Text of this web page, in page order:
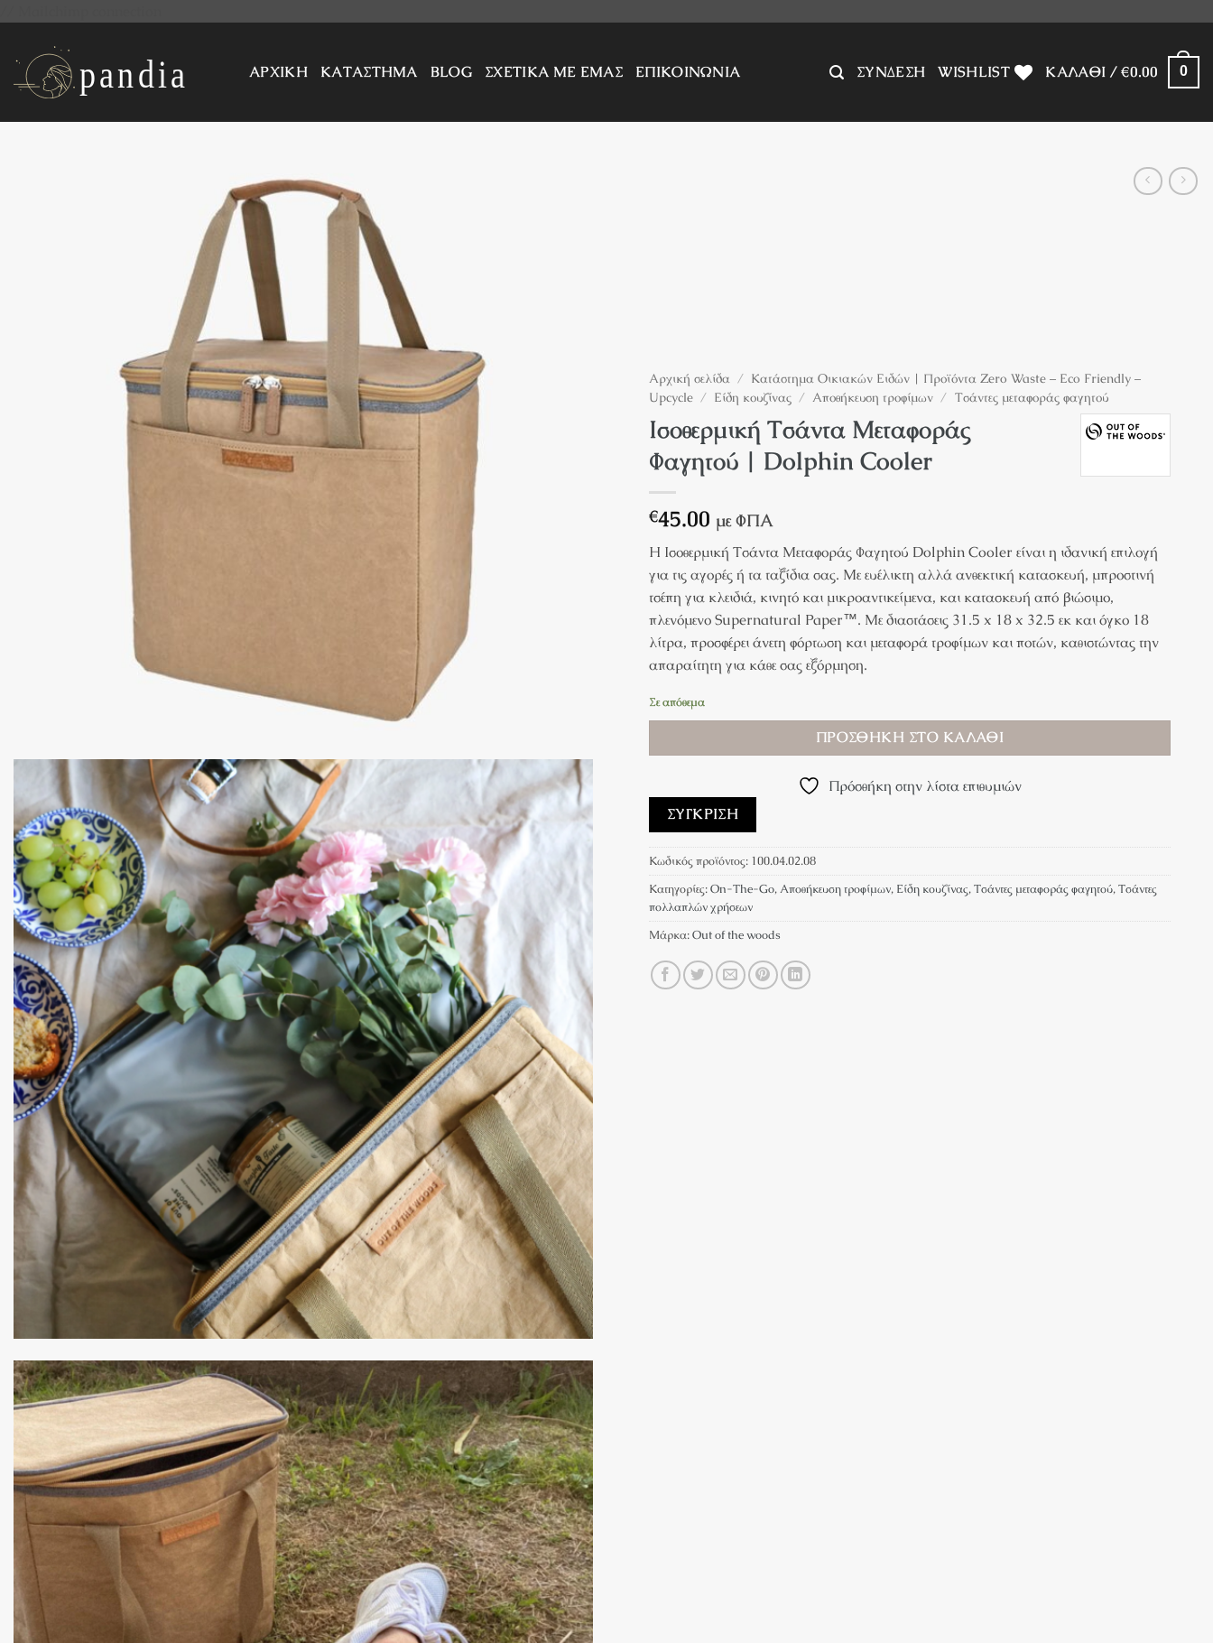
ΑΡΧΙΚΗ
ΚΑΤΑΣΤΗΜΑ BLOG ΣΧΕΤΙΚΑ ΜΕ ΕΜΑΣ ΕΠΙΚΟΙΝΩΝΙΑ ΣΎΝΔΕΣΗ WISHLIST ΚΑΛΆΘΙ /€0.00 0
Αρχική σελίδα / Κατάστημα Οικιακών Ειδών | Προϊόντα Zero Waste – Eco Friendly –
Upcycle / Είδη κουζίνας / Αποθήκευση τροφίμων / Τσάντες μεταφοράς φαγητού
Ισοθερμική Τσάντα Μεταφοράς
Φαγητού | Dolphin Cooler
€45.00 με ΦΠΑ
Η Ισοθερμική Τσάντα Μεταφοράς Φαγητού Dolphin Cooler είναι η ιδανική επιλογή
για τις αγορές ή τα ταξίδια σας. Με ευέλικτη αλλά ανθεκτική κατασκευή, μπροστινή
τσέπη για κλειδιά, κινητό και μικροαντικείμενα, και κατασκευή από βιώσιμο,
πλενόμενο Supernatural Paper™. Με διαστάσεις 31.5 x 18 x 32.5 εκ και όγκο 18
λίτρα, προσφέρει άνετη φόρτωση και μεταφορά τροφίμων και ποτών, καθιστώντας την
απαραίτητη για κάθε σας εξόρμηση.
Σε απόθεμα
ΠΡΟΣΘΉΚΗ ΣΤΟ ΚΑΛΆΘΙ
Πρόσθήκη στην λίστα επιθυμιών
ΣΎΓΚΡΙΣΗ
Κωδικός προϊόντος: 100.04.02.08
Κατηγορίες:On-The-Go,Αποθήκευση τροφίμων, Είδη κουζίνας,Τσάντες μεταφοράς φαγητού,Τσάντες
πολλαπλών χρήσεων
Μάρκα:Out of the woods